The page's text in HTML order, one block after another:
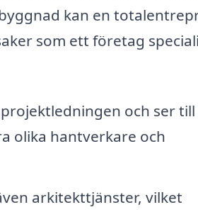
kan en
som ett företag
och ser
olika hantverkare och
arkitekttjänster, vilket